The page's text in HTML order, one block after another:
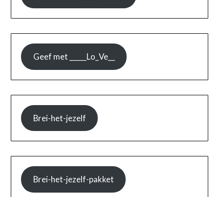
Geef met _____Lo_Ve__
Brei-het-jezelf
Brei-het-jezelf-pakket